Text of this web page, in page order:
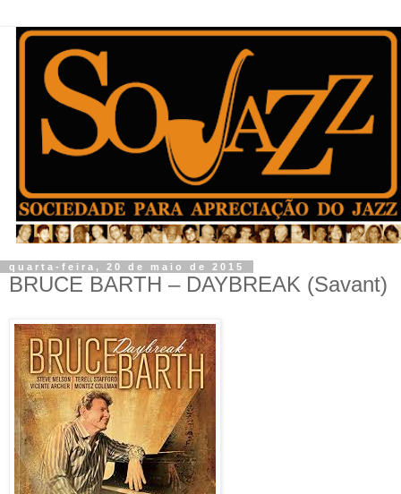
quarta-feira, 20 de maio de 2015
BRUCE BARTH – DAYBREAK (Savant)